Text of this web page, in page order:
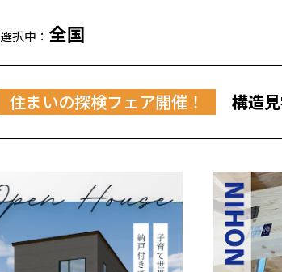
選択中： 全国
住まいの探検フェア開催！ 構造
全国の展示場
お近くのイベ